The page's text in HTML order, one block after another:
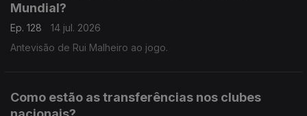
Mundial?
Ep. 128
14 jul. 2026
Antevisão de Rui Malheiro ao jogo.
Como estão as transferências nos clubes